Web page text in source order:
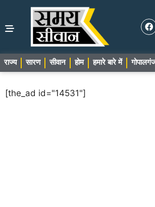
राज्य सारण सीवान होम हमारे बारे में
[the_ad id="14531"]